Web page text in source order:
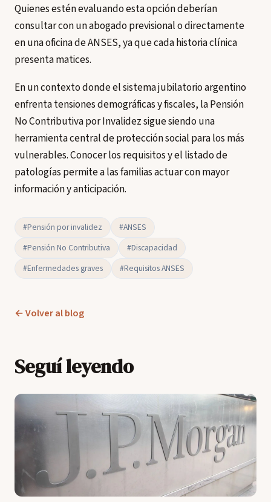
Quienes estén evaluando esta opción deberían
consultar con un abogado previsional o directamente
en una oficina de ANSES, ya que cada historia clínica
presenta matices.
En un contexto donde el sistema jubilatorio argentino
enfrenta tensiones demográficas y fiscales, la Pensión
No Contributiva por Invalidez sigue siendo una
herramienta central de protección social para los más
vulnerables. Conocer los requisitos y el listado de
patologías permite a las familias actuar con mayor
información y anticipación.
#Pensión por invalidez
#ANSES
#Pensión No Contributiva
#Discapacidad
#Enfermedades graves
#Requisitos ANSES
← Volver al blog
Seguí leyendo